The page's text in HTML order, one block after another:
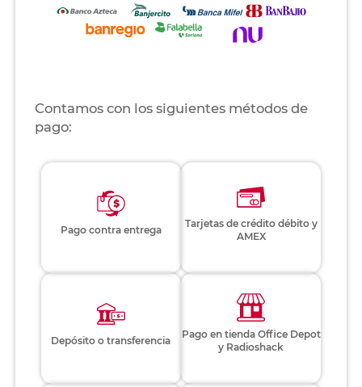
Contamos con los siguientes métodos de
pago:
Pago contra entrega
Tarjetas de crédito débito y
AMEX
Depósito o transferencia
Pago en tienda Office Depot
y Radioshack